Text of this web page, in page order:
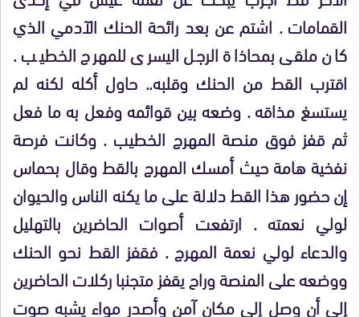
القمامات . اشتم عن بعد رائحة الحنك الآدمي الذي
كان ملقى بمحاذاة الرجل اليسرى للمهرج الخطيب .
اقترب القط من الحنك وقلبه.. حاول أكله لكنه لم
يستسغ مذاقه . وضعه بين قوائمه وفعل به ما فعل
ثم قفز فوق منصة المهرج الخطيب . وكانت فرصة
نفخية هامة حيث أمسك المهرج بالقط وقال بحماس
إن حضور هذا القط دلالة على ما يكنه الناس والحيوان
لولي نعمته . ارتفعت أصوات الحاضرين بالتهليل
والدعاء لولي نعمة المهرج . فقفز القط نحو الحنك
ووضعه على المنصة وراح يقفز متجنبا ركلات الحاضرين
إلى أن وصل إلى مكان آمن وأصدر مواء يشبه صوت